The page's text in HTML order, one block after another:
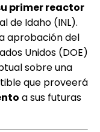
primer reactor
de Idaho (INL).
aprobación del
Unidos (DOE)
sobre una
que proveerá
a sus futuras